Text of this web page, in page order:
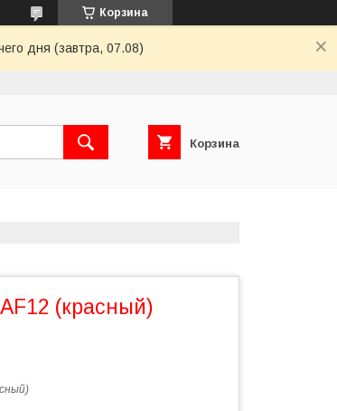
Корзина
дня (завтра, 07.08)
Корзина
(красный)